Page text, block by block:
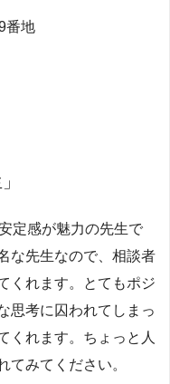
番地
定感が魅力の先生で
な先生なので、相談者
くれます。とてもポジ
思考に囚われてしまっ
くれます。ちょっと人
てみてください。